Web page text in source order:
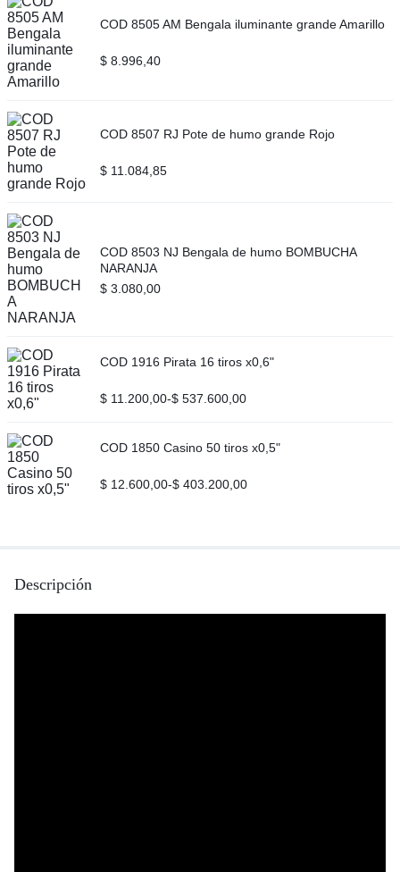
COD 8505 AM Bengala iluminante grande Amarillo
$ 8.996,40
COD 8507 RJ Pote de humo grande Rojo
$ 11.084,85
COD 8503 NJ Bengala de humo BOMBUCHA
NARANJA
$ 3.080,00
COD 1916 Pirata 16 tiros x0,6"
$ 11.200,00-$ 537.600,00
COD 1850 Casino 50 tiros x0,5"
$ 12.600,00-$ 403.200,00
Descripción